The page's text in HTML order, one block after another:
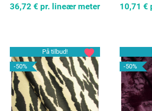
36,72 € pr. lineær meter
10,71 €
På tilbud!
-50%
favorite
-50%